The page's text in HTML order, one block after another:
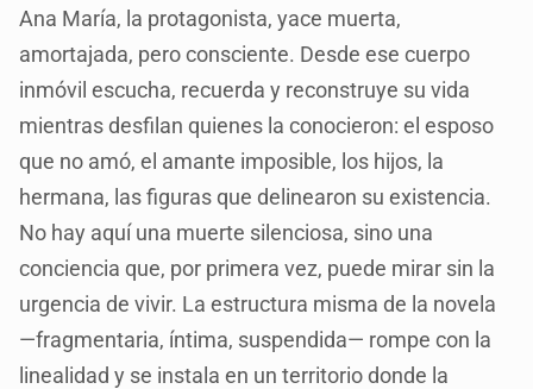
Ana María, la protagonista, yace muerta,
amortajada, pero consciente. Desde ese cuerpo
inmóvil escucha, recuerda y reconstruye su vida
mientras desfilan quienes la conocieron: el esposo
que no amó, el amante imposible, los hijos, la
hermana, las figuras que delinearon su existencia.
No hay aquí una muerte silenciosa, sino una
conciencia que, por primera vez, puede mirar sin la
urgencia de vivir. La estructura misma de la novela
—fragmentaria, íntima, suspendida— rompe con la
linealidad y se instala en un territorio donde la